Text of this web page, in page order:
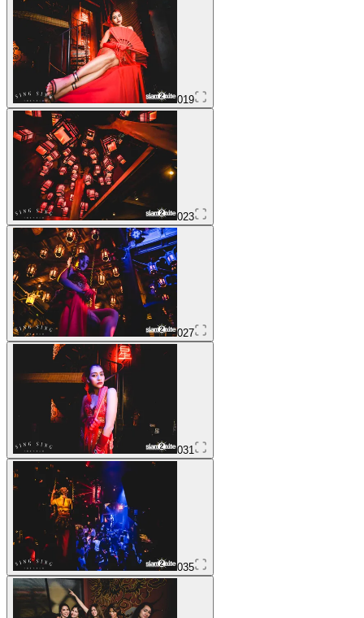
019
023
027
031
035